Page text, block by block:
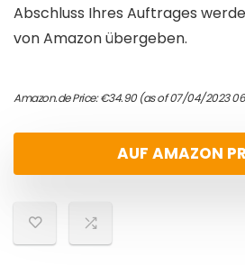
Abschluss Ihres Auftrages
von Amazon übergeben.
Amazon.de Price:€34.90(as of 07/04/2023
AUF AMAZON